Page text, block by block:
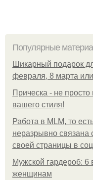
Популярные
Шикарный подарок
февраля, 8 марта
Прическа - не
вашего стиля!
Работа в MLM, то
неразрывно связана
своей страницы в соц
Мужской гардероб: 6
женщинам